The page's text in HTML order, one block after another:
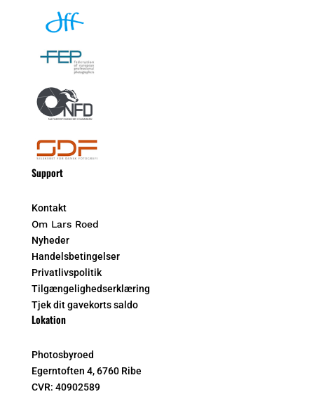
Support
Kontakt
Om Lars Roed
Nyheder
Handelsbetingelser
Privatlivspolitik
Tilgængelighedserklæring
Tjek dit gavekorts saldo
Lokation
Photosbyroed
Egerntoften 4, 6760 Ribe
CVR: 40902589